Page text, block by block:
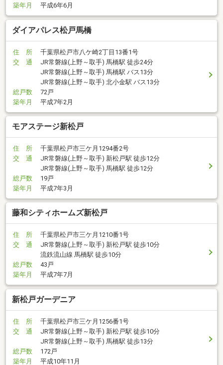
築年月
平成6年6月
ダイアパレス松戸馬橋
住 所
千葉県松戸市八ケ崎2丁目13番1号
交 通
JR常磐線(上野～取手) 馬橋駅 徒歩24分
JR常磐線(上野～取手) 馬橋駅 バス13分
JR常磐線(上野～取手) 北小金駅 バス13分
総戸数
72戸
築年月
平成7年2月
モアステージ新松戸
住 所
千葉県松戸市三ケ月1294番2号
交 通
JR常磐線(上野～取手) 新松戸駅 徒歩12分
JR常磐線(上野～取手) 馬橋駅 徒歩12分
総戸数
19戸
築年月
平成7年3月
藤和シティホームズ新松戸
住 所
千葉県松戸市三ケ月1210番1号
交 通
JR常磐線(上野～取手) 新松戸駅 徒歩10分
流鉄流山線 馬橋駅 徒歩10分
総戸数
43戸
築年月
平成7年7月
新松戸ガーデニア
住 所
千葉県松戸市三ケ月1256番1号
交 通
JR常磐線(上野～取手) 新松戸駅 徒歩10分
JR常磐線(上野～取手) 馬橋駅 徒歩13分
総戸数
172戸
築年月
平成10年11月